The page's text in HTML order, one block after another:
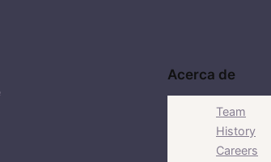
Acerca de
Team
History
Careers